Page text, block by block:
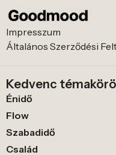
Impresszum
Általános Szerződési
Kedvenc
Énidő
Flow
Szabadidő
Család